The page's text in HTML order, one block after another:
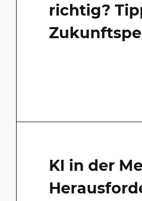
Beratung &
Innovation
richtig?
KI in der